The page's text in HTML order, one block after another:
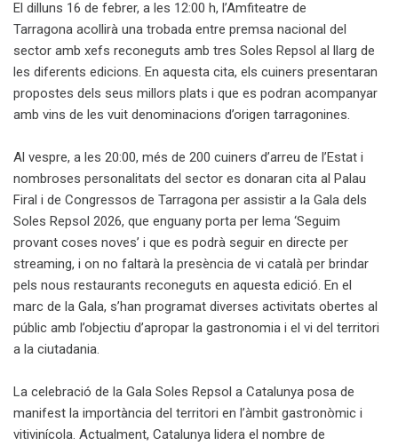
El dilluns 16 de febrer, a les 12:00 h, l’Amfiteatre de
Tarragona acollirà una trobada entre premsa nacional del
sector amb xefs reconeguts amb tres Soles Repsol al llarg de
les diferents edicions. En aquesta cita, els cuiners presentaran
propostes dels seus millors plats i que es podran acompanyar
amb vins de les vuit denominacions d’origen tarragonines.
Al vespre, a les 20:00, més de 200 cuiners d’arreu de l’Estat i
nombroses personalitats del sector es donaran cita al Palau
Firal i de Congressos de Tarragona per assistir a la Gala dels
Soles Repsol 2026, que enguany porta per lema ‘Seguim
provant coses noves’ i que es podrà seguir en directe per
streaming, i on no faltarà la presència de vi català per brindar
pels nous restaurants reconeguts en aquesta edició. En el
marc de la Gala, s’han programat diverses activitats obertes al
públic amb l’objectiu d’apropar la gastronomia i el vi del territori
a la ciutadania.
La celebració de la Gala Soles Repsol a Catalunya posa de
manifest la importància del territori en l’àmbit gastronòmic i
vitivinícola. Actualment, Catalunya lidera el nombre de